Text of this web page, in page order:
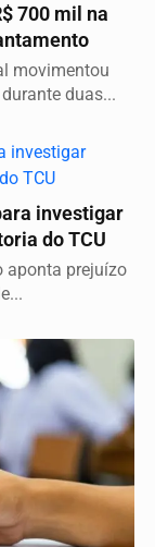
700 mil na
movimentou
duas...
investigar
do TCU
aponta prejuízo